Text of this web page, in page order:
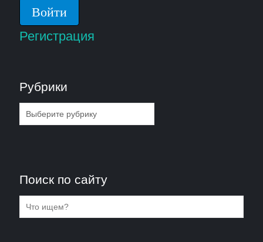
Регистрация
Рубрики
Рубрики
Поиск по сайту